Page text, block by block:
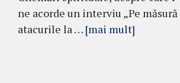
ne acorde un interviu „Pe
atacurile la … [mai mult]